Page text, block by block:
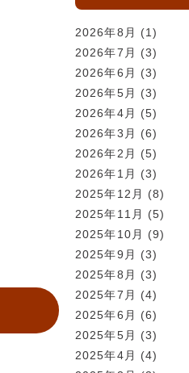
2026年8月
(1)
2026年7月
(3)
2026年6月
(3)
2026年5月
(3)
2026年4月
(5)
2026年3月
(6)
2026年2月
(5)
2026年1月
(3)
2025年12月
(8)
2025年11月
(5)
2025年10月
(9)
2025年9月
(3)
2025年8月
(3)
2025年7月
(4)
2025年6月
(6)
2025年5月
(3)
2025年4月
(4)